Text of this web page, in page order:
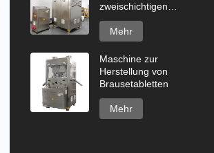
zweischichtigen
Spülmaschinentabs
Mehr
Maschine zur
Herstellung von
Brausetabletten
Mehr